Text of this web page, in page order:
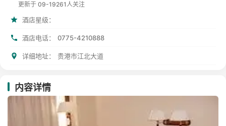
更新于 09-19261人关注
酒店星级：
酒店电话： 0775-4210888
详细地址： 贵港市江北大道
内容详情